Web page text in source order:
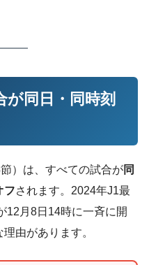
が同日・同時刻
）は、すべての試合が同
フされます。2024年J1最
12月8日14時に一斉に開
由があります。